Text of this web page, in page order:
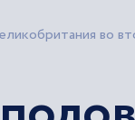
во